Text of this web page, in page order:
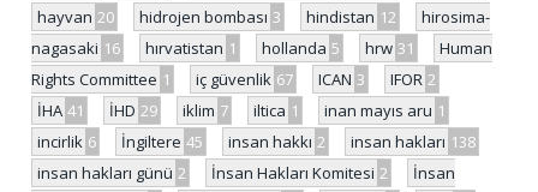
hayvan 20 hidrojen bombası 3 hindistan 12
hirosima-
nagasaki 16 hırvatistan 1 hollanda 5 hrw 31
Human
Rights Committee 1 iç güvenlik 67 ICAN 3 IFOR 2
İHA 41 İHD 29 iklim 7 iltica 1 inan mayıs aru 1
incirlik 6 İngiltere 45 insan hakkı 2 insan hakları 138
insan hakları günü 2 İnsan Hakları Komitesi 2
İnsan